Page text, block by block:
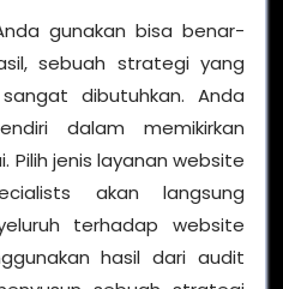
gunakan bisa benar-
sebuah strategi yang
dibutuhkan. Anda
dalam memikirkan
Pilih jenis layanan website
akan langsung
terhadap website
hasil dari audit